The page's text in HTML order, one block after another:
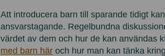
Att introducera barn till sparande tidigt
ansvarstagande. Regelbundna
värdet av dem och hur de kan användas
med barn här och hur man kan tänka